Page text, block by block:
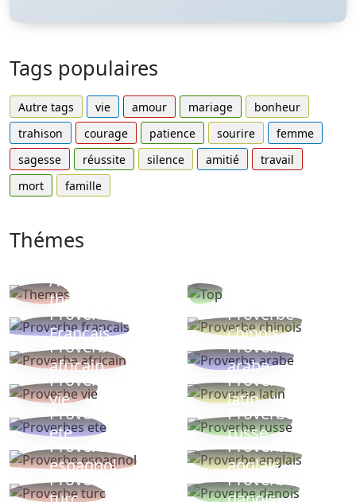
Tags populaires
Autre tags vie amour mariage
bonheur
trahison
courage patience sourire
femme
sagesse
réussite silence amitié
travail
mort
famille
Thémes
Autres
thèmes
Proverbe
Français
Proverbe
chinois
Proverbe
africain
Proverbe
arabe
Proverbe
vie
Proverbe
latin
Proverbes
ete
Proverbe
russe
Proverbe
espagnol
Proverbe
anglais
Proverbe
Proverbe